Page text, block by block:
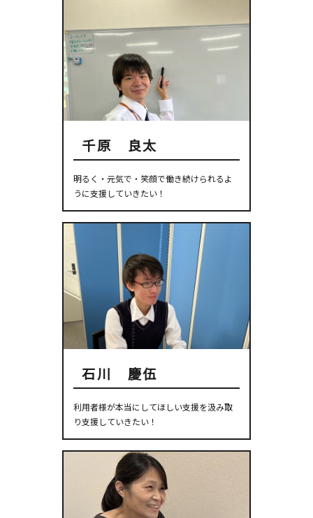
千原 良太
明るく・元気で・笑顔で働き続けられるよ
うに支援していきたい！
石川 慶伍
利用者様が本当にしてほしい支援を汲み取
り支援していきたい！